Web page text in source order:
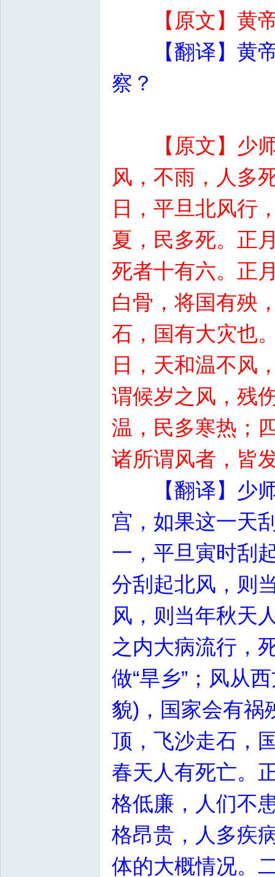
【原文】黄
【翻译】黄
察？
【原文】少
风，不雨，人多
日，平旦北风行
夏，民多死。正
死者十有六。正
白骨，将国有殃
石，国有大灾也
日，天和温不风
谓候岁之风，残
温，民多寒热；
诸所谓风者，皆
【翻译】少
宫，如果这一天
一，平旦寅时刮
分刮起北风，则
风，则当年秋天
之内大病流行，
做“旱乡”；风从
貌)，国家会有祸
顶，飞沙走石，
春天人有死亡。
格低廉，人们不
格昂贵，人多疾
体的大概情况。